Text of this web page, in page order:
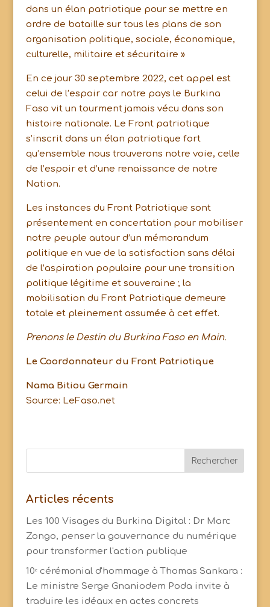
dans un élan patriotique pour se mettre en
ordre de bataille sur tous les plans de son
organisation politique, sociale, économique,
culturelle, militaire et sécuritaire »
En ce jour 30 septembre 2022, cet appel est
celui de l’espoir car notre pays le Burkina
Faso vit un tourment jamais vécu dans son
histoire nationale. Le Front patriotique
s’inscrit dans un élan patriotique fort
qu’ensemble nous trouverons notre voie, celle
de l’espoir et d’une renaissance de notre
Nation.
Les instances du Front Patriotique sont
présentement en concertation pour mobiliser
notre peuple autour d’un mémorandum
politique en vue de la satisfaction sans délai
de l’aspiration populaire pour une transition
politique légitime et souveraine ; la
mobilisation du Front Patriotique demeure
totale et pleinement assumée à cet effet.
Prenons le Destin du Burkina Faso en Main.
Le Coordonnateur du Front Patriotique
Nama Bitiou Germain
Source: LeFaso.net
Articles récents
Les 100 Visages du Burkina Digital : Dr Marc
Zongo, penser la gouvernance du numérique
pour transformer l'action publique
10ᵉ cérémonial d'hommage à Thomas Sankara :
Le ministre Serge Gnaniodem Poda invite à
traduire les idéaux en actes concrets